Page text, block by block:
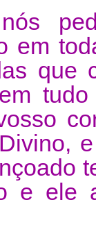
em
que
e ele